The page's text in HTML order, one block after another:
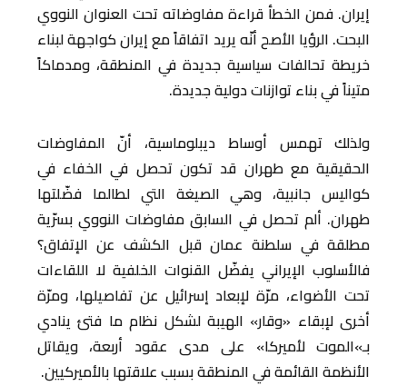
إيران. فمن الخطأ قراءة مفاوضاته تحت العنوان النووي
البحت. الرؤيا الأصح أنّه يريد اتفاقاً مع إيران كواجهة لبناء
خريطة تحالفات سياسية جديدة في المنطقة، ومدماكاً
متيناً في بناء توازنات دولية جديدة.
ولذلك تهمس أوساط ديبلوماسية، أنّ المفاوضات
الحقيقية مع طهران قد تكون تحصل في الخفاء في
كواليس جانبية، وهي الصيغة التي لطالما فضّلتها
طهران. ألم تحصل في السابق مفاوضات النووي بسرّية
مطلقة في سلطنة عمان قبل الكشف عن الإتفاق؟
فالأسلوب الإيراني يفضّل القنوات الخلفية لا اللقاءات
تحت الأضواء، مرّة لإبعاد إسرائيل عن تفاصيلها، ومرّة
أخرى لإبقاء «وقار» الهيبة لشكل نظام ما فتئ ينادي
بـ»الموت لأميركا» على مدى عقود أربعة، ويقاتل
الأنظمة القائمة في المنطقة بسبب علاقتها بالأميركيين.